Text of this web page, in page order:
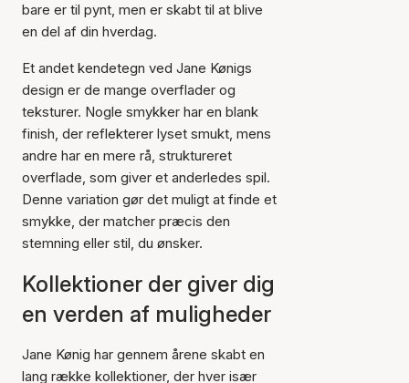
bare er til pynt, men er skabt til at blive
en del af din hverdag.
Et andet kendetegn ved Jane Kønigs
design er de mange overflader og
teksturer. Nogle smykker har en blank
finish, der reflekterer lyset smukt, mens
andre har en mere rå, struktureret
overflade, som giver et anderledes spil.
Denne variation gør det muligt at finde et
smykke, der matcher præcis den
stemning eller stil, du ønsker.
Kollektioner der giver dig
en verden af muligheder
Jane Kønig har gennem årene skabt en
lang række kollektioner, der hver især